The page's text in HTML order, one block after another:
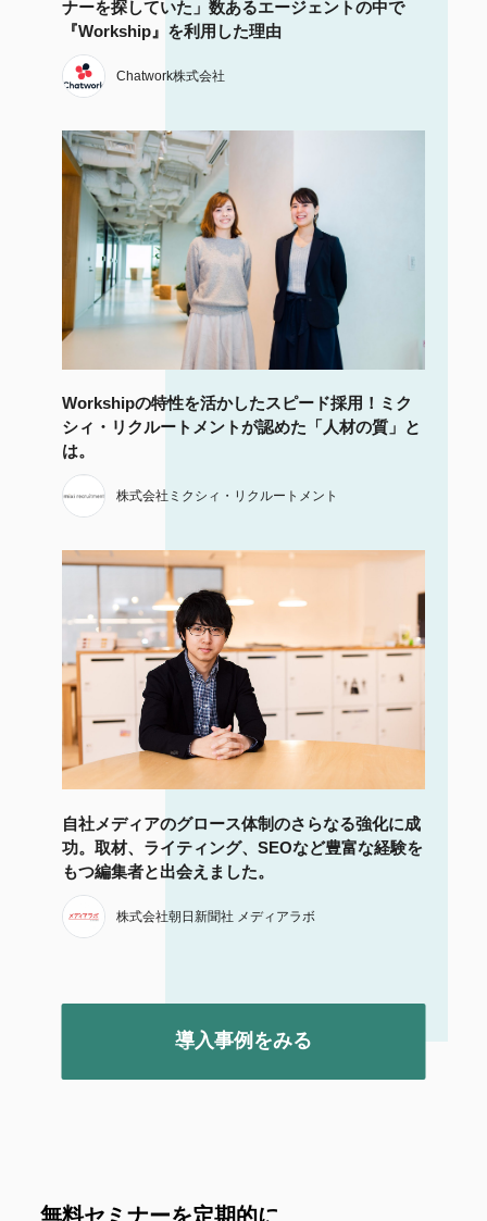
ナーを探していた」数あるエージェントの中で
『Workship』を利用した理由
Chatwork株式会社
Workshipの特性を活かしたスピード採用！ミク
シィ・リクルートメントが認めた「人材の質」と
は。
株式会社ミクシィ・リクルートメント
自社メディアのグロース体制のさらなる強化に成
功。取材、ライティング、SEOなど豊富な経験を
もつ編集者と出会えました。
株式会社朝日新聞社 メディアラボ
導入事例をみる
無料セミナーを定期的に